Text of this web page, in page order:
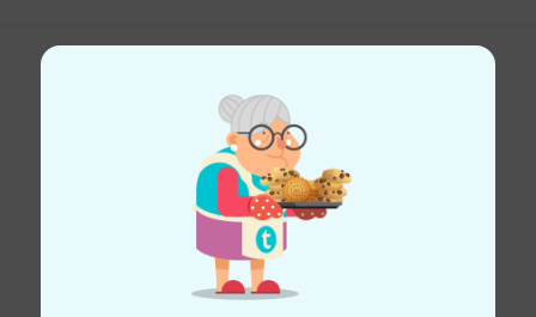
Udostępnij Pomoc i opinie